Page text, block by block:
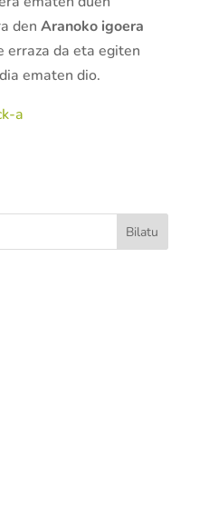
den Aranoko igoera
erraza da eta egiten
ematen dio.
a